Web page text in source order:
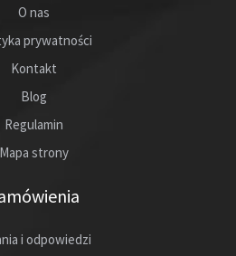
O nas
prywatności
Kontakt
Blog
Regulamin
Mapa strony
i odpowiedzi